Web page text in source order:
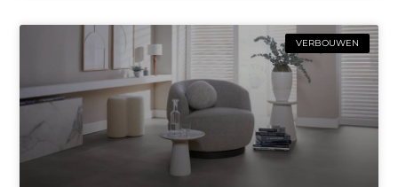
VERBOUWEN